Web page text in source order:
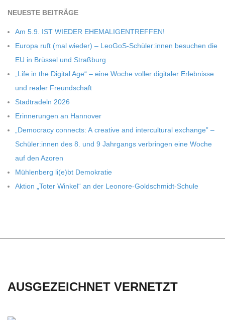
NEU­ESTE BEITRÄGE
Am 5.9. IST WIEDER EHEMALIGENTREFFEN!
Europa ruft (mal wie­der) – LeoGoS-Schüler:innen besu­chen die
EU in Brüs­sel und Straßburg
„Life in the Digi­tal Age“ – eine Woche vol­ler digi­ta­ler Erleb­nisse
und rea­ler Freundschaft
Stadt­ra­deln 2026
Erin­ne­run­gen an Hannover
„Demo­cracy con­nects: A crea­tive and inter­cul­tu­ral exch­ange” –
Schüler:innen des 8. und 9 Jahr­gangs ver­brin­gen eine Woche
auf den Azoren
Müh­len­berg li(e)bt Demokratie
Aktion „Toter Win­kel“ an der Leonore-Goldschmidt-Schule
AUSGEZEICHNET VERNETZT